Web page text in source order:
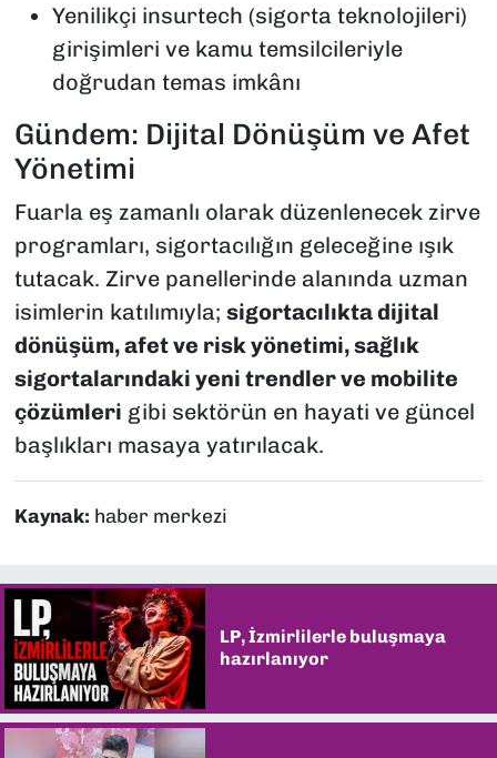
Yenilikçi insurtech (sigorta teknolojileri)
girişimleri ve kamu temsilcileriyle
doğrudan temas imkânı
Gündem: Dijital Dönüşüm ve Afet
Yönetimi
Fuarla eş zamanlı olarak düzenlenecek zirve
programları, sigortacılığın geleceğine ışık
tutacak. Zirve panellerinde alanında uzman
isimlerin katılımıyla; sigortacılıkta dijital
dönüşüm, afet ve risk yönetimi, sağlık
sigortalarındaki yeni trendler ve mobilite
çözümleri gibi sektörün en hayati ve güncel
başlıkları masaya yatırılacak.
Kaynak: haber merkezi
LP, İzmirlilerle buluşmaya
hazırlanıyor